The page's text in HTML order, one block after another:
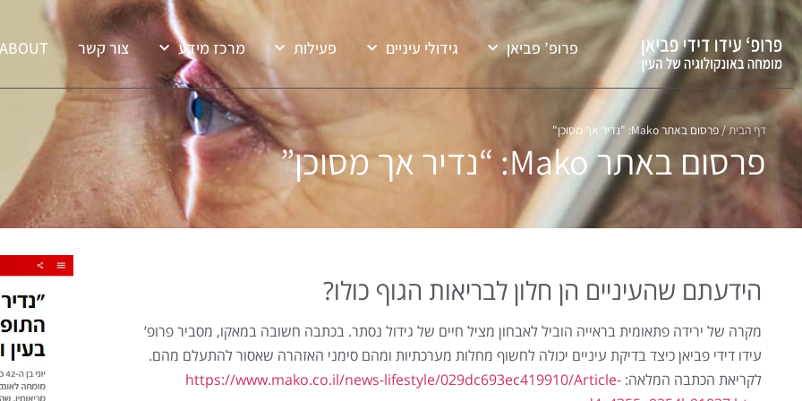
פרופ’ פביאן גידולי עיניים פעילות מרכז מידע צור קשר ABOUT
דף הבית/פרסום באתר Mako: "נדיר אך מסוכן"
פרסום באתר Mako: “נדיר אך מסוכן”
הידעתם שהעיניים הן חלון לבריאות הגוף כולו?
מקרה של ירידה פתאומית בראייה הוביל לאבחון מציל חיים של גידול נסתר. בכתבה חשובה במאקו, מסביר פרופ’
עידו דידי פביאן כיצד בדיקת עיניים יכולה לחשוף מחלות מערכתיות ומהם סימני האזהרה שאסור להתעלם מהם.
לקריאת הכתבה המלאה: https://www.mako.co.il/news-lifestyle/029dc693ec419910/Article-